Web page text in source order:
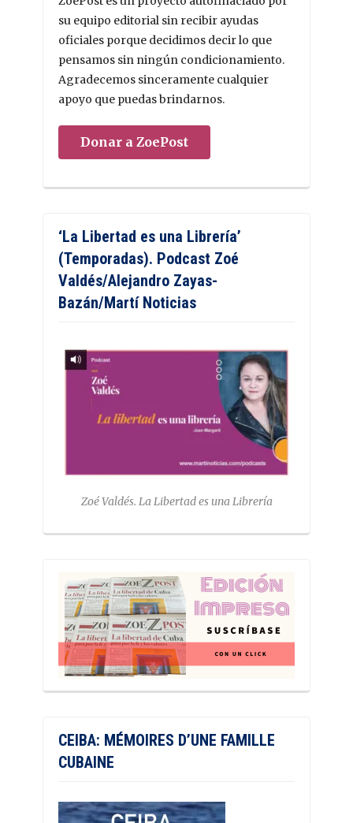
su equipo editorial sin recibir ayudas
oficiales porque decidimos decir lo que
pensamos sin ningún condicionamiento.
Agradecemos sinceramente cualquier
apoyo que puedas brindarnos.
Donar a ZoePost
‘La Libertad es una Librería’
(Temporadas). Podcast Zoé
Valdés/Alejandro Zayas-
Bazán/Martí Noticias
Zoé Valdés. La Libertad es una Librería
CEIBA: MÉMOIRES D’UNE FAMILLE
CUBAINE